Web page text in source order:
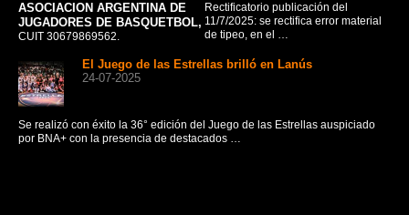
ASOCIACION ARGENTINA DE
JUGADORES DE BASQUETBOL,
CUIT 30679869562.
Rectificatorio publicación del
11/7/2025: se rectifica error material
de tipeo, en el …
El Juego de las Estrellas brilló en Lanús
24-07-2025
Se realizó con éxito la 36° edición del Juego de las Estrellas auspiciado
por BNA+ con la presencia de destacados …